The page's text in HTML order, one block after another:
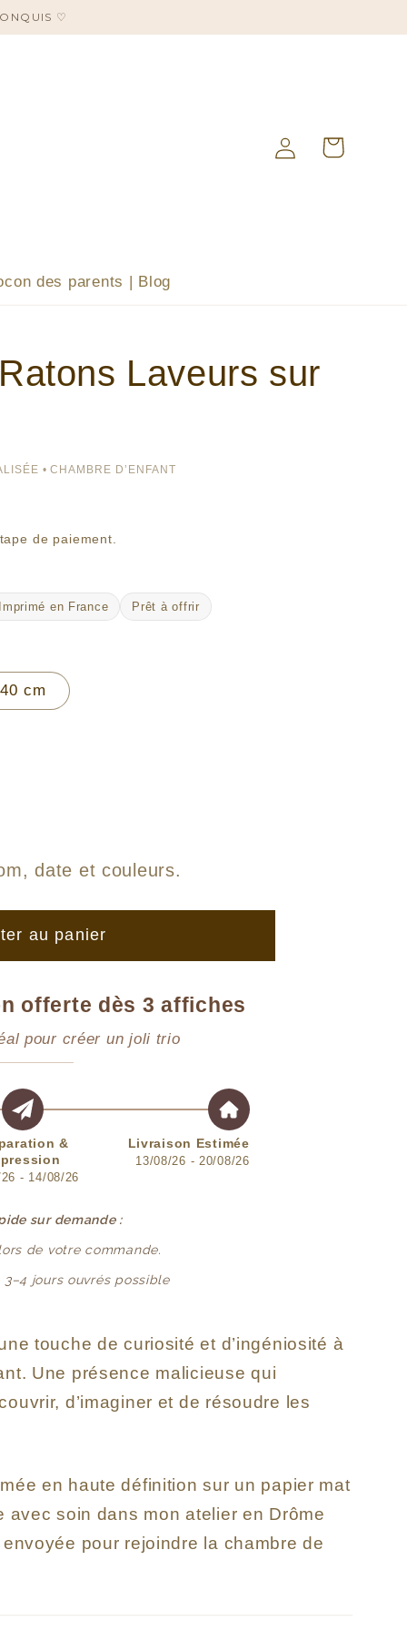
♡
des parents | Blog
ConnexionPanier
Laveurs sur
• CHAMBRE D’ENFANT
de paiement.
en France Prêt à offrir
cm
date et couleurs.
au panier
offerte dès 3 affiches
pour créer un joli trio
&
- 14/08/26
Livraison Estimée
13/08/26 - 20/08/26
sur demande :
de votre commande.
jours ouvrés possible
touche de curiosité et d’ingéniosité à
Une présence malicieuse qui
d’imaginer et de résoudre les
en haute définition sur un papier mat
avec soin dans mon atelier en Drôme
pour rejoindre la chambre de